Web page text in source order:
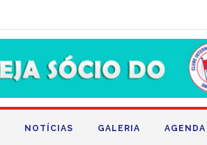
NOTÍCIAS GALERIA AGENDA